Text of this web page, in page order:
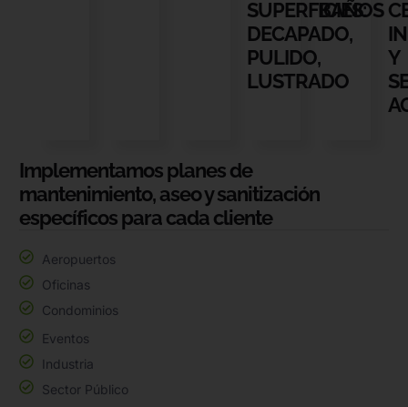
SUPERFICIES:
DECAPADO,
PULIDO,
LUSTRADO
BAÑOS
Y
Implementamos planes de
mantenimiento, aseo y sanitización
específicos para cada cliente
Aeropuertos
Oficinas
Condominios
Eventos
Industria
Sector Público